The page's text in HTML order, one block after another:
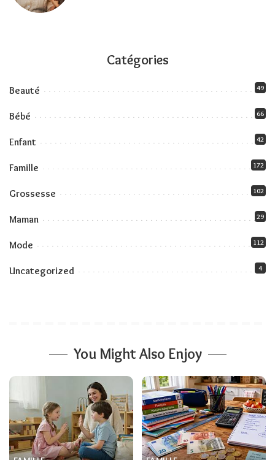
Catégories
Beauté 49
Bébé 66
Enfant 42
Famille 172
Grossesse 102
Maman 29
Mode 112
Uncategorized 4
You Might Also Enjoy